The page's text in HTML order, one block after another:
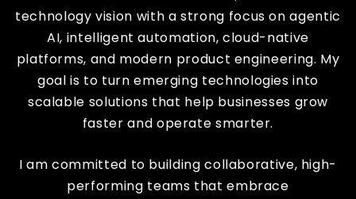
technology vision with a strong focus on agentic
AI, intelligent automation, cloud-native
platforms, and modern product engineering. My
goal is to turn emerging technologies into
scalable solutions that help businesses grow
faster and operate smarter.
I am committed to building collaborative, high-
performing teams that embrace